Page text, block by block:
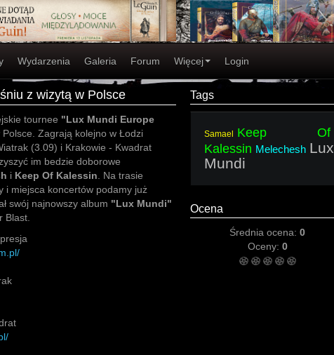
Wydarzenia Galeria Forum Więcej Login
z wizytą w Polsce
tournee "Lux Mundi Europe
Zagrają kolejno w Łodzi
(3.09) i Krakowie - Kwadrat
im bedzie doborowe
i Keep Of Kalessin . Na trasie
i miejsca koncertów podamy już
swój najnowszy album "Lux Mundi"
Blast.
Tags
Samael
Keep Of
Kalessin Melechesh Lux
Mundi
Ocena
Średnia ocena: 0
Oceny: 0